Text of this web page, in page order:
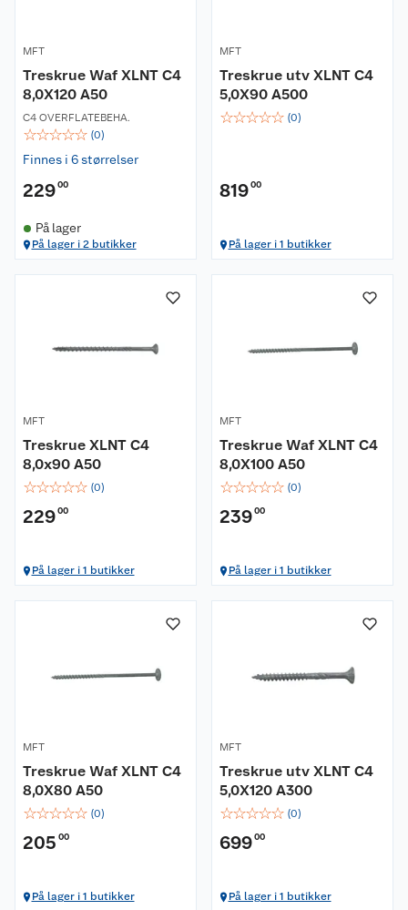
MFT
Treskrue Waf XLNT C4
8,0X120 A50
C4 OVERFLATEBEHA.
☆☆☆☆☆ (0)
Finnes i 6 størrelser
22900
På lager
På lager i 2 butikker
MFT
Treskrue utv XLNT C4
5,0X90 A500
☆☆☆☆☆ (0)
81900
På lager i 1 butikker
MFT
Treskrue XLNT C4
8,0x90 A50
☆☆☆☆☆ (0)
22900
På lager i 1 butikker
MFT
Treskrue Waf XLNT C4
8,0X100 A50
☆☆☆☆☆ (0)
23900
På lager i 1 butikker
MFT
Treskrue Waf XLNT C4
8,0X80 A50
☆☆☆☆☆ (0)
205 00
På lager i 1 butikker
MFT
Treskrue utv XLNT C4
5,0X120 A300
☆☆☆☆☆ (0)
69900
På lager i 1 butikker
Retur- og angrerett
Reklamasjon
Pakkesporing
Om oss
Kjøpsvilkår
Personvern
Lavprisløfte
Hageinspirasjon
Oppussing med utemaling